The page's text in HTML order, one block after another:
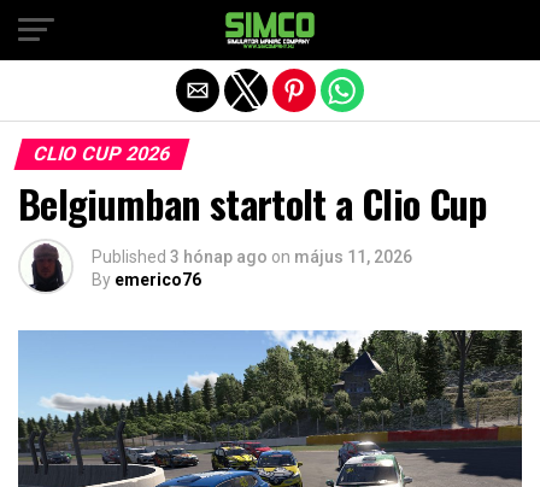
CLIO CUP 2026
Belgiumban startolt a Clio Cup
Published 3 hónap ago on május 11, 2026
By emerico76
Exit mobile version